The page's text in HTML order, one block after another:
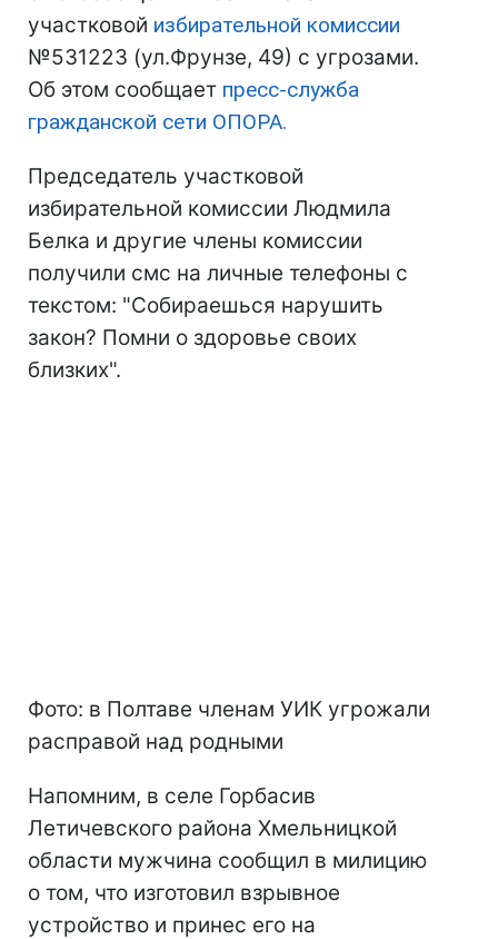
участковой избирательной комиссии
№531223 (ул.Фрунзе, 49) с угрозами.
Об этом сообщает пресс-служба
гражданской сети ОПОРА.
Председатель участковой
избирательной комиссии Людмила
Белка и другие члены комиссии
получили смс на личные телефоны с
текстом: "Собираешься нарушить
закон? Помни о здоровье своих
близких".
Фото: в Полтаве членам УИК угрожали
расправой над родными
Напомним, в селе Горбасив
Летичевского района Хмельницкой
области мужчина сообщил в милицию
о том, что изготовил взрывное
устройство и принес его на